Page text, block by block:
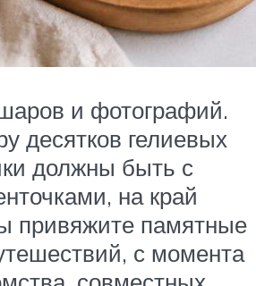
и фотографий.
десятков гелиевых
должны быть с
на край
привяжите памятные
с момента